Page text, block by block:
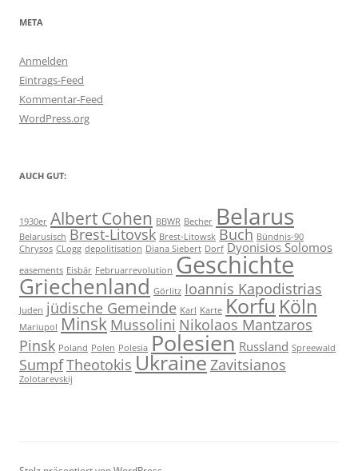
META
Anmelden
Eintrags-Feed
Kommentar-Feed
WordPress.org
AUCH GUT:
1930er Albert Cohen BBWR Becher Belarus
Belarusisch Brest-Litovsk Brest-Litowsk Buch Bündnis-90
Chrysos CLogg depolitisation Diana Siebert Dorf Dyonisios Solomos
easements Eisbär Februarrevolution Geschichte
Griechenland Görlitz Ioannis Kapodistrias
Juden jüdische Gemeinde Karl Karte Korfu Köln
Mariupol Minsk Mussolini Nikolaos Mantzaros
Pinsk Poland Polen Polesia Polesien Russland Spreewald
SumpfTheotokis UkraineZavitsianos
Zolotarevskij